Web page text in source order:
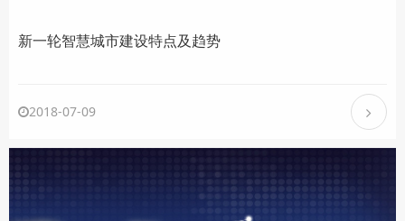
新一轮智慧城市建设特点及趋势
2018-07-09